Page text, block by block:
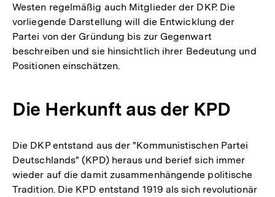
Westen regelmäßig auch Mitglieder der DKP. Die
vorliegende Darstellung will die Entwicklung der
Partei von der Gründung bis zur Gegenwart
beschreiben und sie hinsichtlich ihrer Bedeutung und
Positionen einschätzen.
Die Herkunft aus der KPD
Die DKP entstand aus der "Kommunistischen Partei
Deutschlands" (KPD) heraus und berief sich immer
wieder auf die damit zusammenhängende politische
Tradition. Die KPD entstand 1919 als sich revolutionär